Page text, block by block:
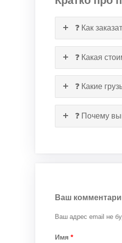
❓ Как
❓ Какая
❓ Какие
❓ Почему
Ваш
Ваш адрес email не
Имя *